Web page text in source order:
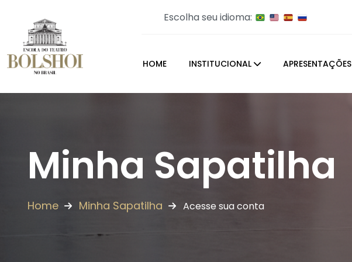
Escolha seu idioma:
HOME INSTITUCIONAL APRESENTAÇÕES
Minha Sapatilha
Home Minha Sapatilha Acesse sua conta